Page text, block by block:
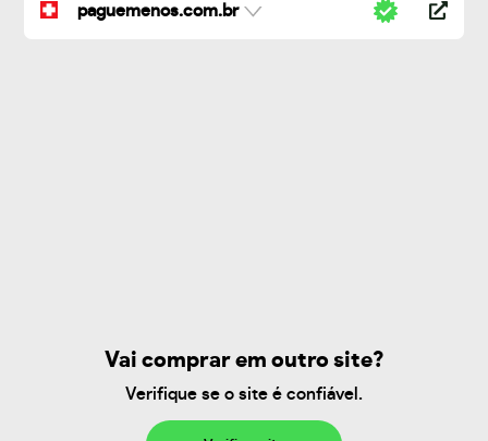
paguemenos.com.br
Vai comprar em outro site?
Verifique se o site é confiável.